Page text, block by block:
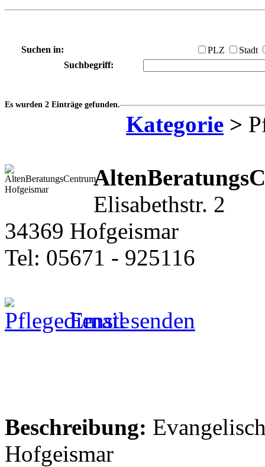
Suchen in: PLZ
Stadt
Suchbegriff:
Es wurden 2 Einträge gefunden.
Kategorie >
Elisabethstr. 2
34369 Hofgeismar
Tel: 05671 - 925116
Email senden
Beschreibung:
Hofgeismar